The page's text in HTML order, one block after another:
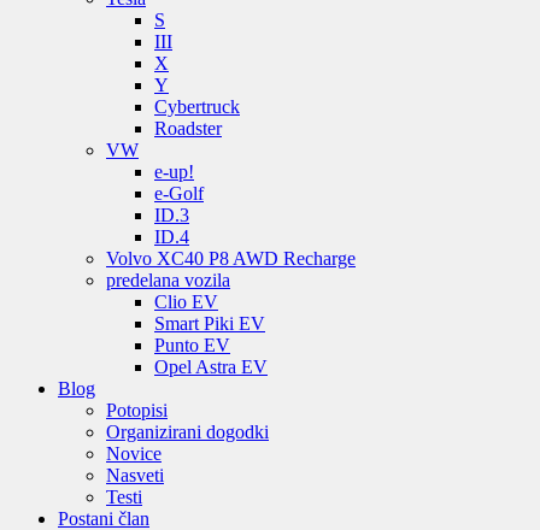
S
III
X
Y
Cybertruck
Roadster
VW
e-up!
e-Golf
ID.3
ID.4
Volvo XC40 P8 AWD Recharge
predelana vozila
Clio EV
Smart Piki EV
Punto EV
Opel Astra EV
Blog
Potopisi
Organizirani dogodki
Novice
Nasveti
Testi
Postani član